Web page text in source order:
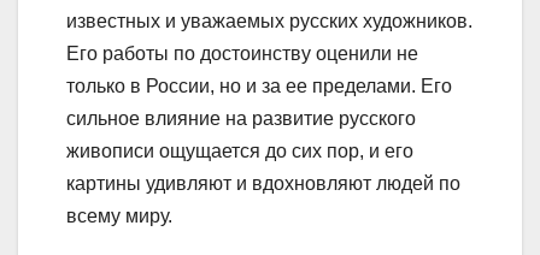
известных и уважаемых русских художников.
Его работы по достоинству оценили не
только в России, но и за ее пределами. Его
сильное влияние на развитие русского
живописи ощущается до сих пор, и его
картины удивляют и вдохновляют людей по
всему миру.